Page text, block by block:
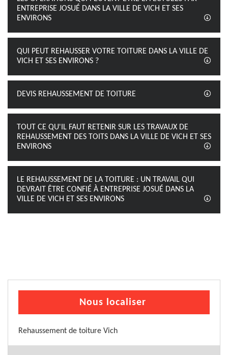
ENTREPRISE JOSUÉ DANS LA VILLE DE VICH ET SES
ENVIRONS
QUI PEUT REHAUSSER VOTRE TOITURE DANS LA VILLE DE
VICH ET SES ENVIRONS ?
DEVIS REHAUSSEMENT DE TOITURE
TOUT CE QU'IL FAUT RETENIR SUR LES TRAVAUX DE
REHAUSSEMENT DES TOITS DANS LA VILLE DE VICH ET SES
ENVIRONS
LE REHAUSSEMENT DE LA TOITURE : UN TRAVAIL QUI
DEVRAIT ÊTRE CONFIÉ À ENTREPRISE JOSUÉ DANS LA
VILLE DE VICH ET SES ENVIRONS
Nous localiser
Rehaussement de toiture Vich